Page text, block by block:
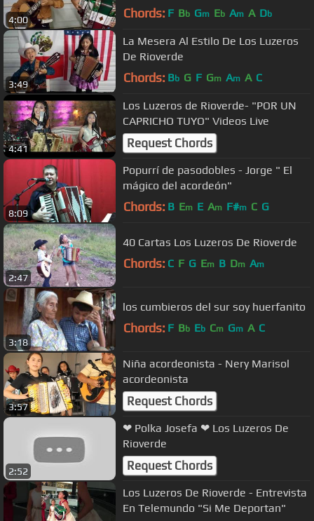
4:00 Chords: F Bb Gm Eb Am A Db
3:49
La Mesera Al Estilo De Los Luzeros
De Rioverde
Chords: Bb G F Gm Am A C
4:41
Los Luzeros de Rioverde- "POR UN
CAPRICHO TUYO" Videos Live
Request Chords
8:09
Popurrí de pasodobles - Jorge " El
mágico del acordeón"
Chords: B Em E Am F#m C G
2:47
40 Cartas Los Luzeros De Rioverde
Chords: C F G Em B Dm Am
3:18
los cumbieros del sur soy huerfanito
Chords: F Bb Eb Cm Gm A C
3:57
Niña acordeonista - Nery Marisol
acordeonista
Request Chords
2:52
❤ Polka Josefa ❤ Los Luzeros De
Rioverde
Request Chords
Los Luzeros De Rioverde - Entrevista
En Telemundo "Si Me Deportan"